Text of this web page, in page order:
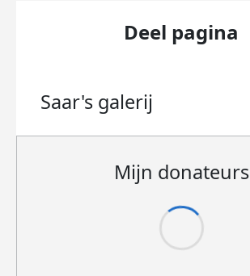
Deel pagina
Saar's galerij
Mijn donateurs